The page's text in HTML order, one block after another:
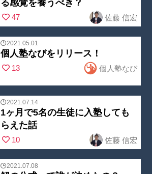
る感覚を養うべき？
47 佐藤 信宏
2021.05.01
個人塾なびをリリース！
13 個人塾なび
2021.07.14
1ヶ月で5名の生徒に入塾しても
らえた話
10 佐藤 信宏
2021.07.08